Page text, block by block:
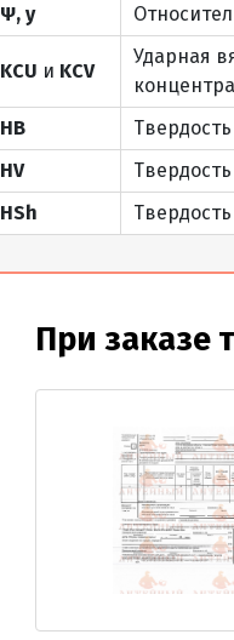
Ψ, y
KCU и KCV
Ударная
HB
HV
HSh
При заказе